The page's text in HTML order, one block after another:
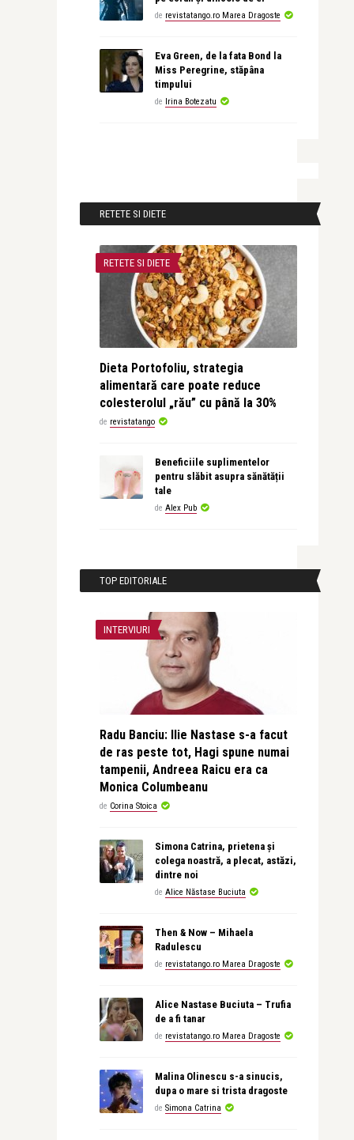
de revistatango.ro Marea Dragoste
Eva Green, de la fata Bond la
Miss Peregrine, stăpâna
timpului
de Irina Botezatu
RETETE SI DIETE
RETETE SI DIETE
Dieta Portofoliu, strategia
alimentară care poate reduce
colesterolul „rău” cu până la 30%
de revistatango
Beneficiile suplimentelor
pentru slăbit asupra sănătății
tale
de Alex Pub
TOP EDITORIALE
INTERVIURI
Radu Banciu: Ilie Nastase s-a facut
de ras peste tot, Hagi spune numai
tampenii, Andreea Raicu era ca
Monica Columbeanu
de Corina Stoica
Simona Catrina, prietena și
colega noastră, a plecat, astăzi,
dintre noi
de Alice Năstase Buciuta
Then & Now – Mihaela
Radulescu
de revistatango.ro Marea Dragoste
Alice Nastase Buciuta – Trufia
de a fi tanar
de revistatango.ro Marea Dragoste
Malina Olinescu s-a sinucis,
dupa o mare si trista dragoste
de Simona Catrina